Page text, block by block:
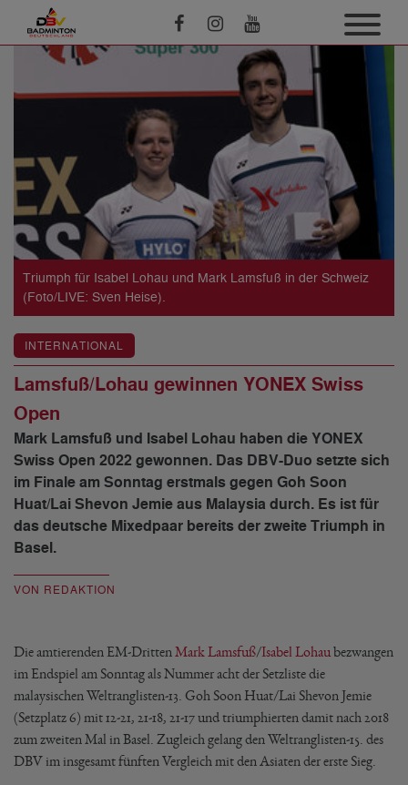
Triumph für Isabel Lohau und Mark Lamsfuß in der Schweiz
(Foto/LIVE: Sven Heise).
INTERNATIONAL
Lamsfuß/Lohau gewinnen YONEX Swiss
Open
Mark Lamsfuß und Isabel Lohau haben die YONEX
Swiss Open 2022 gewonnen. Das DBV-Duo setzte sich
im Finale am Sonntag erstmals gegen Goh Soon
Huat/Lai Shevon Jemie aus Malaysia durch. Es ist für
das deutsche Mixedpaar bereits der zweite Triumph in
Basel.
VON REDAKTION
Die amtierenden EM-Dritten Mark Lamsfuß/Isabel Lohau bezwangen
im Endspiel am Sonntag als Nummer acht der Setzliste die
malaysischen Weltranglisten-13. Goh Soon Huat/Lai Shevon Jemie
(Setzplatz 6) mit 12-21, 21-18, 21-17 und triumphierten damit nach 2018
zum zweiten Mal in Basel. Zugleich gelang den Weltranglisten-15. des
DBV im insgesamt fünften Vergleich mit den Asiaten der erste Sieg.